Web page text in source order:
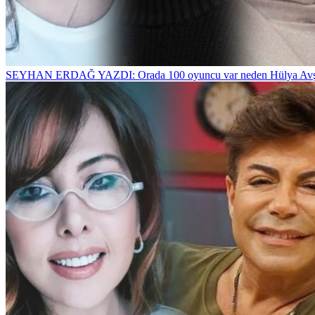
SEYHAN ERDAĞ YAZDI: Orada 100 oyuncu var neden Hülya